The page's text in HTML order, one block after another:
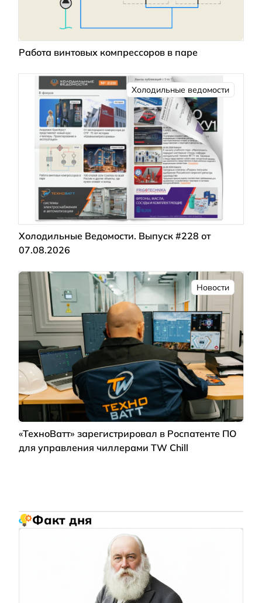
Работа винтовых компрессоров в паре
Холодильные ведомости
Холодильные Ведомости. Выпуск #228 от
07.08.2026
Новости
«ТехноВатт» зарегистрировал в Роспатенте ПО
для управления чиллерами TW Chill
Факт дня